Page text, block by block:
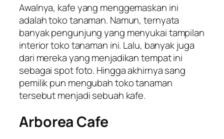
Awalnya, kafe yang menggemaskan ini
adalah toko tanaman. Namun, ternyata
banyak pengunjung yang menyukai tampilan
interior toko tanaman ini. Lalu, banyak juga
dari mereka yang menjadikan tempat ini
sebagai spot foto. Hingga akhirnya sang
pemilik pun mengubah toko tanaman
tersebut menjadi sebuah kafe.
Arborea Cafe